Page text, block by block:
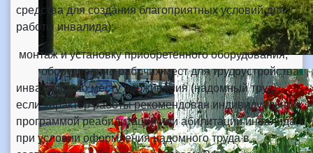
средства для создания благоприятных условий для
работы инвалида);
монтаж и установку приобретённого оборудования;
оборудование рабочих мест для трудоустройства
инвалидов по месту проживания (надомный труд),
если характер работы рекомендован индивидуальной
программой реабилитации или абилитации инвалида,
при условии оформления надомного труда в